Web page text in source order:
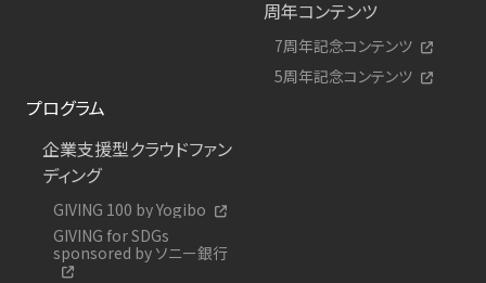
周年コンテンツ
7周年記念コンテンツ
5周年記念コンテンツ
プログラム
企業支援型クラウドファン
ディング
GIVING 100 by Yogibo
GIVING for SDGs
sponsored by ソニー銀行